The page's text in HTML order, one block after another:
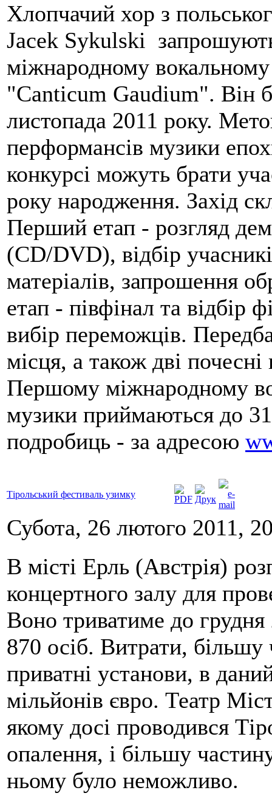
Хлопчачий хор з
Jacek Sykulski
міжнародному
"Canticum Gaudium". Він
листопада 2011 року.
перформансів музики
конкурсі можуть брати
року народження. Захід
Перший етап - розгляд
(CD/DVD), відбір
матеріалів, запрошення
етап - півфінал та відбір
вибір переможців.
місця, а також дві
Першому міжнародному
музики приймаються до
подробиць - за адресою
Тірольський фестиваль узимку
Субота, 26 лютого 2011,
В місті Ерль (Австрія)
концертного залу для
Воно триватиме до
870 осіб. Витрати, більшу
приватні установи, в
мільйонів євро. Театр
якому досі проводився
опалення, і більшу
ньому було неможливо.